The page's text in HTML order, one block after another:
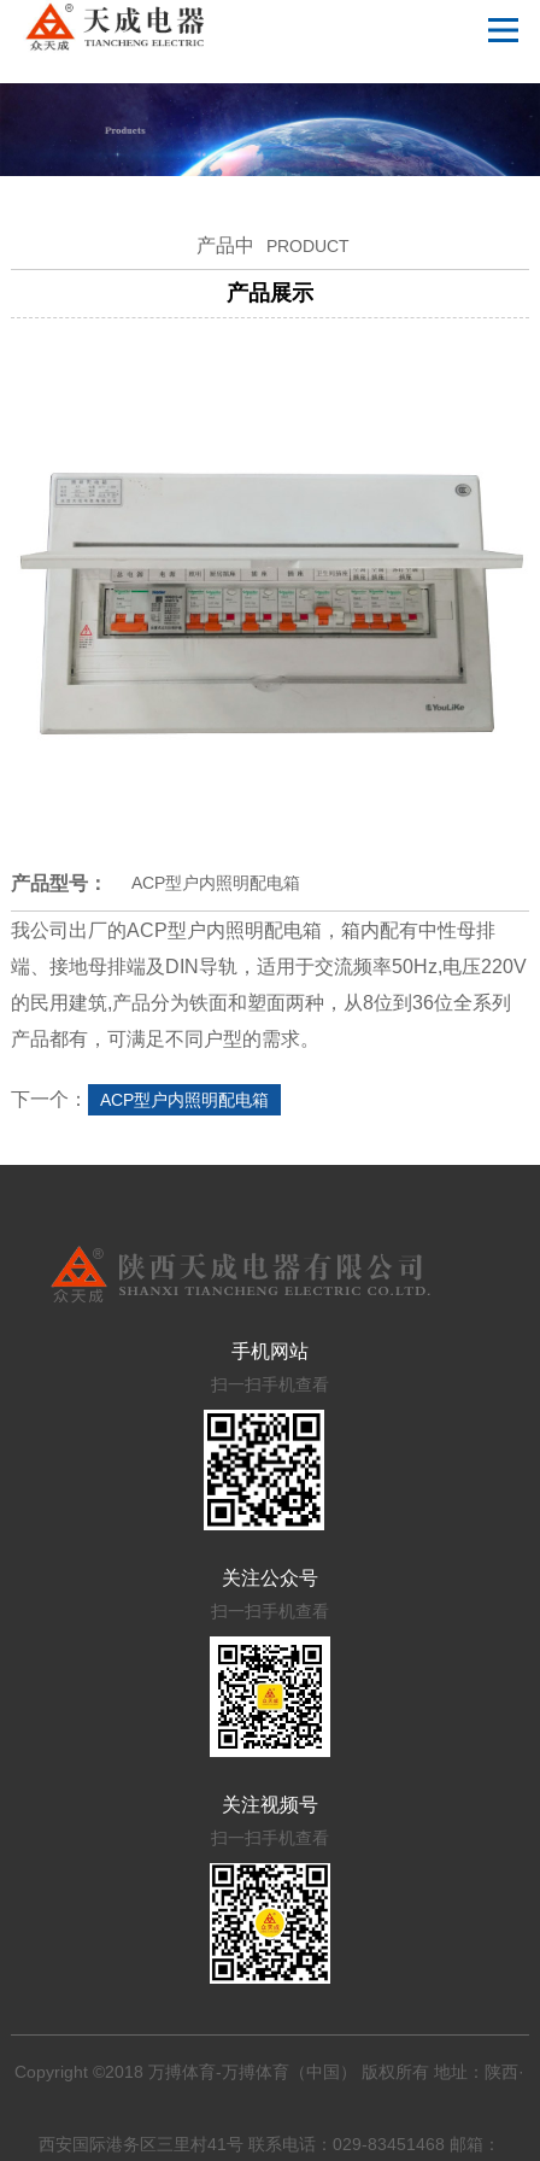
万搏体育
产品中 PRODUCT
产品展示
产品型号： ACP型户内照明配电箱
我公司出厂的ACP型户内照明配电箱，箱内配有中性母排
端、接地母排端及DIN导轨，适用于交流频率50Hz,电压220V
的民用建筑,产品分为铁面和塑面两种，从8位到36位全系列
产品都有，可满足不同户型的需求。
下一个： ACP型户内照明配电箱
手机网站
扫一扫手机查看
关注公众号
扫一扫手机查看
关注视频号
扫一扫手机查看
Copyright ©2018 万搏体育-万搏体育（中国） 版权所有 地址：陕西·
西安国际港务区三里村41号 联系电话：029-83451468 邮箱：